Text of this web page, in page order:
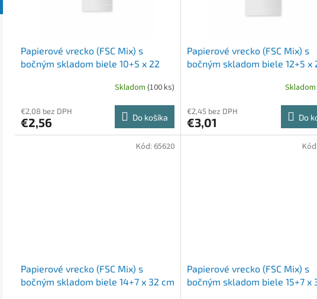
Papierové vrecko (FSC Mix) s
bočným skladom biele 10+5 x 22
Skladom (100 ks)
€2,08 bez DPH
€2,56 Do košíka
Papierové vrecko (FSC Mix) s
bočným skladom biele 12+5 x
Skladom
€2,45 bez DPH
€3,01 Do
Papierové vrecko (FSC Mix) s
bočným skladom biele 14+7 x 32 cm
Kód: 65620
Papierové vrecko (FSC Mix) s
bočným skladom biele 15+7 x
Kód: